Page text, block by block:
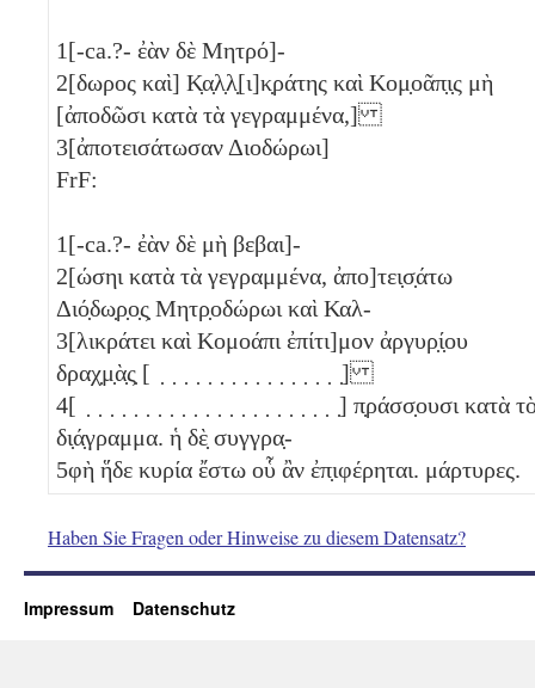
1[-ca.?- ἐὰν δὲ Μητρό]-
2[δωρος καὶ] Κ̣α̣λ̣λ̣[ι]κ̣ράτης καὶ Κομ̣οᾶπ̣ι̣ς μὴ
[ἀποδῶσι κατὰ τὰ γεγραμμένα,]
3[ἀποτεισάτωσαν Διοδώρωι]
FrF:
1[-ca.?- ἐὰν δὲ μὴ βεβαι]-
2[ώσηι κατὰ τὰ γεγραμμένα, ἀπο]τει̣σ̣άτω
Διό̣δω̣ρ̣ο̣ς̣ Μητρ̣οδώρωι καὶ Καλ-
3[λικράτει καὶ Κομοάπι ἐπίτι]μον ἀργυρ̣ί̣ου
δραχ̣μ̣ὰ̣ς̣ [ ̣ ̣ ̣ ̣ ̣ ̣ ̣ ̣ ̣ ̣ ̣ ̣ ̣ ̣ ̣ ̣]
4[ ̣ ̣ ̣ ̣ ̣ ̣ ̣ ̣ ̣ ̣ ̣ ̣ ̣ ̣ ̣ ̣ ̣ ̣ ̣ ̣ ̣ ̣] π̣ράσσ̣ουσι κατὰ
δι̣ά̣γραμμα. ἡ δὲ̣ συγγρα̣-
5φὴ ἥδε κυρία ἔστω οὗ ἂν ἐπ̣ιφέρηται. μάρτυρες.
Haben Sie Fragen oder Hinweise zu diesem Datensatz?
Impressum Datenschutz